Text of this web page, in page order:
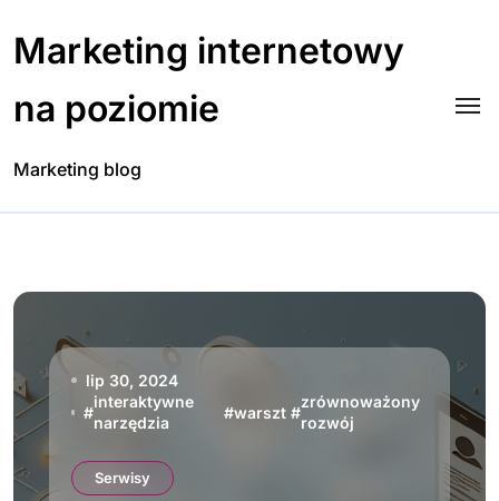
content
Marketing internetowy
na poziomie
Marketing blog
lip 30, 2024
#
interaktywne
narzędzia
#warszt #
zrównoważony
rozwój
Serwisy